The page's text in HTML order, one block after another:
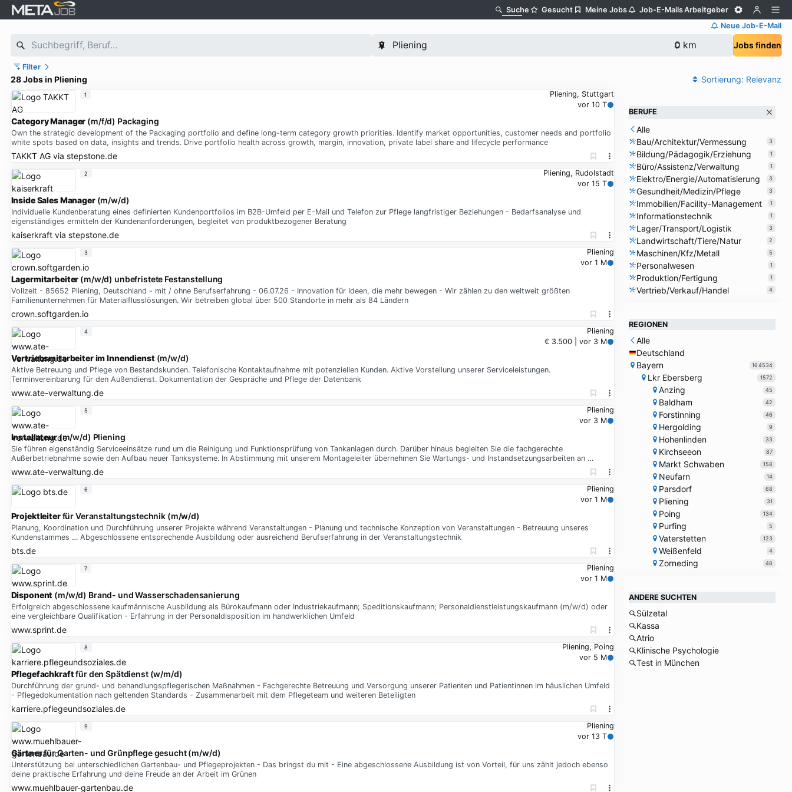
Suche Gesucht Meine Jobs Job-E-MailsArbeitgeber
Neue Job-E-Mail
Jobs finden
Filter
28 Jobs in Pliening Sortierung: Relevanz
Pliening, Stuttgart
vor 10 T
CategoryManager (m/f/d) Packaging
Own the strategic development of the Packaging portfolio and define long-term category growth priorities. Identify market opportunities, customer needs and portfolio
white spots based on data, insights and trends. Drive portfolio health across growth, margin, innovation, private label share and lifecycle performance
TAKKT AGvia stepstone.de
1
Pliening, Rudolstadt
vor 15 T
InsideSalesManager(m/w/d)
Individuelle Kundenberatung eines definierten Kundenportfolios im B2B-Umfeld per E-Mail und Telefon zur Pflege langfristiger Beziehungen - Bedarfsanalyse und
eigenständiges ermitteln der Kundenanforderungen, begleitet von produktbezogener Beratung
kaiserkraftvia stepstone.de
2
Pliening
vor 1 M
Lagermitarbeiter (m/w/d) unbefristete Festanstellung
Vollzeit - 85652 Pliening, Deutschland - mit / ohne Berufserfahrung - 06.07.26 - Innovation für Ideen, die mehr bewegen - Wir zählen zu den weltweit größten
Familienunternehmen für Materialflusslösungen. Wir betreiben global über 500 Standorte in mehr als 84 Ländern
crown.softgarden.io
3
Pliening
€ 3.500 | vor 3 M
VertriebsmitarbeiterimInnendienst (m/w/d)
Aktive Betreuung und Pflege von Bestandskunden. Telefonische Kontaktaufnahme mit potenziellen Kunden. Aktive Vorstellung unserer Serviceleistungen.
Terminvereinbarung für den Außendienst. Dokumentation der Gespräche und Pflege der Datenbank
www.ate-verwaltung.de
4
Pliening
vor 3 M
Installateur(m/w/d) Pliening
Sie führen eigenständig Serviceeinsätze rund um die Reinigung und Funktionsprüfung von Tankanlagen durch. Darüber hinaus begleiten Sie die fachgerechte
Außerbetriebnahme sowie den Aufbau neuer Tanksysteme. In Abstimmung mit unserem Montageleiter übernehmen Sie Wartungs- und Instandsetzungsarbeiten an …
www.ate-verwaltung.de
5
Pliening
vor 1 M
Projektleiterfür Veranstaltungstechnik (m/w/d)
Planung, Koordination und Durchführung unserer Projekte während Veranstaltungen - Planung und technische Konzeption von Veranstaltungen - Betreuung unseres
Kundenstammes … Abgeschlossene entsprechende Ausbildung oder ausreichend Berufserfahrung in der Veranstaltungstechnik
bts.de
6
Pliening
vor 1 M
Disponent (m/w/d) Brand- und Wasserschadensanierung
Erfolgreich abgeschlossene kaufmännische Ausbildung als Bürokaufmann oder Industriekaufmann; Speditionskaufmann; Personaldienstleistungskaufmann (m/w/d) oder
eine vergleichbare Qualifikation - Erfahrung in der Personaldisposition im handwerklichen Umfeld
www.sprint.de
7
Pliening, Poing
vor 5 M
Pflegefachkraftfür den Spätdienst (w/m/d)
Durchführung der grund- und behandlungspflegerischen Maßnahmen - Fachgerechte Betreuung und Versorgung unserer Patienten und Patientinnen im häuslichen Umfeld
- Pflegedokumentation nach geltenden Standards - Zusammenarbeit mit dem Pflegeteam und weiteren Beteiligten
karriere.pflegeundsoziales.de
8
Pliening
vor 13 T
Gärtnerfür Garten- und Grünpflege gesucht (m/w/d)
Unterstützung bei unterschiedlichen Gartenbau- und Pflegeprojekten - Das bringst du mit - Eine abgeschlossene Ausbildung ist von Vorteil, für uns zählt jedoch ebenso
deine praktische Erfahrung und deine Freude an der Arbeit im Grünen
www.muehlbauer-gartenbau.de
9
BERUFE
Alle
Bau/Architektur/Vermessung
3
Bildung/Pädagogik/Erziehung 1
Büro/Assistenz/Verwaltung 1
Elektro/Energie/Automatisierung 3
Gesundheit/Medizin/Pflege 3
Immobilien/Facility-Management 1
Informationstechnik 1
Lager/Transport/Logistik 3
Landwirtschaft/Tiere/Natur 2
Maschinen/Kfz/Metall 5
Personalwesen 1
Produktion/Fertigung 1
Vertrieb/Verkauf/Handel 4
REGIONEN
Alle
Deutschland
Bayern
164534
Lkr Ebersberg 1572
Anzing 45
Baldham 42
Forstinning 46
Hergolding 9
Hohenlinden 33
Kirchseeon 87
Markt Schwaben 158
Neufarn 14
Parsdorf 68
Pliening 31
Poing 134
Purfing 5
Vaterstetten 123
Weißenfeld 4
Zorneding 48
ANDERE SUCHTEN
Sülzetal
Kassa
Atrio
Klinische Psychologie
Test in München